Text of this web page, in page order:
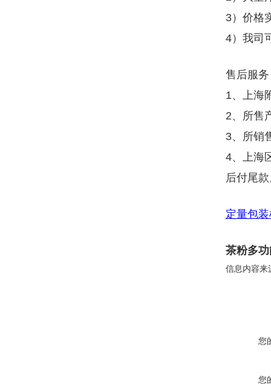
3）价格
4）我司
售后服
1、上海
2、所售
3、所销
4、上海
后付尾
定量包
茶粉多
信息内容来
您
您